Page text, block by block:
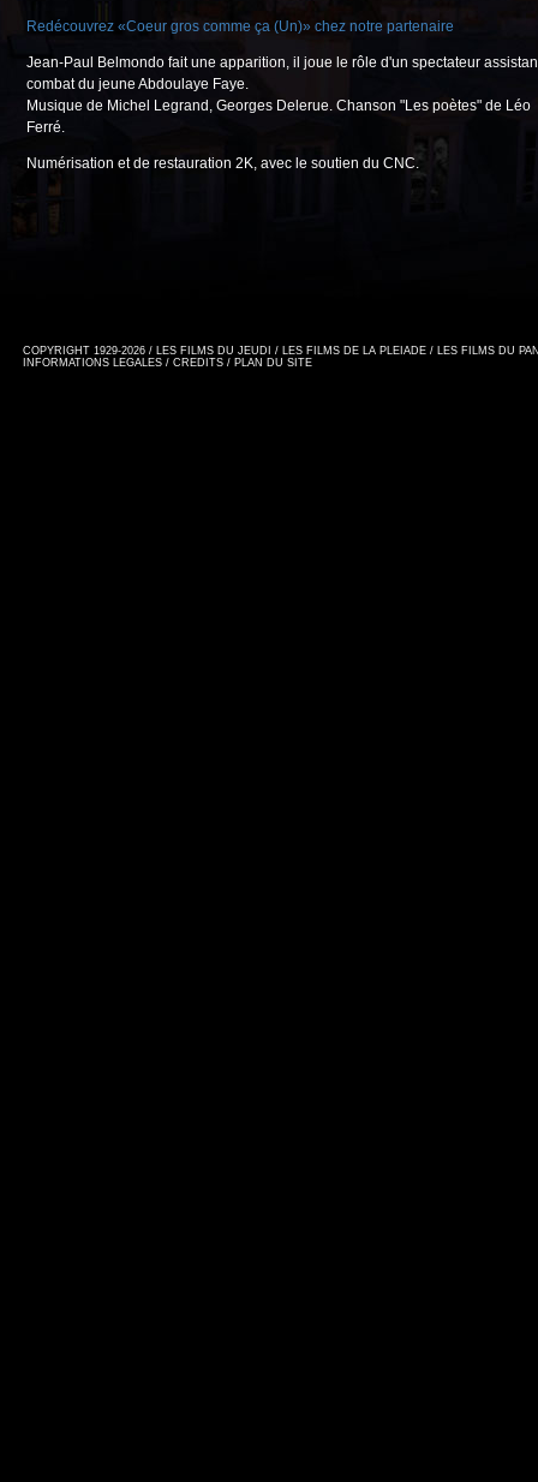
Redécouvrez «Coeur gros comme ça (Un)» chez notre partenaire
Jean-Paul Belmondo fait une apparition, il joue le rôle d'un spectateur
combat du jeune Abdoulaye Faye.
Musique de Michel Legrand, Georges Delerue. Chanson "Les poètes" de Léo
Ferré.
Numérisation et de restauration 2K, avec le soutien du CNC.
COPYRIGHT 1929-2026 / LES FILMS DU JEUDI / LES FILMS DE LA PLEIADE / LES FILMS DU
INFORMATIONS LEGALES / CREDITS / PLAN DU SITE